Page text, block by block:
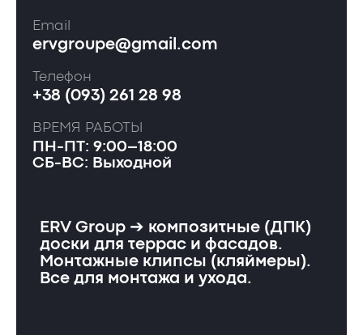
Email
ervgroupe@gmail.com
Телефон
+38 (093) 261 28 98
ВРЕМЯ РАБОТЫ
ПН-ПТ: 9:00–18:00
СБ-ВС: Выходной
ERV Group ➔ композитные (ДПК)
доски для террас и фасадов.
Монтажные клипсы (кляймеры).
Все для монтажа и ухода.